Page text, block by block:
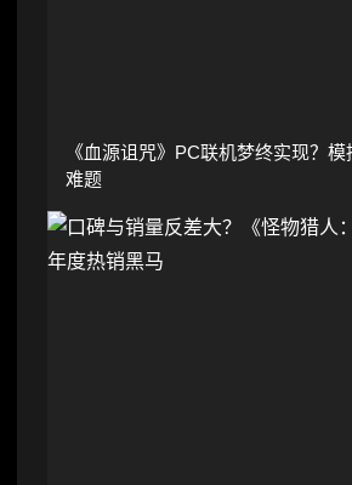
《血源诅咒》PC联机梦终实现？模
难题